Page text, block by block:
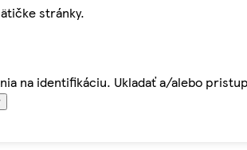
stránky.
na identifikáciu. Ukladať a/alebo